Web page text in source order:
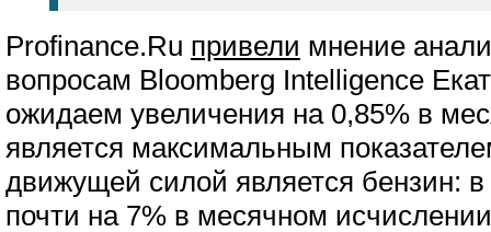
Рrofinance.Ru привели мнение
вопросам Bloomberg Intelligence
ожидаем увеличения на 0,85% в
является максимальным
движущей силой является бензин:
почти на 7% в месячном